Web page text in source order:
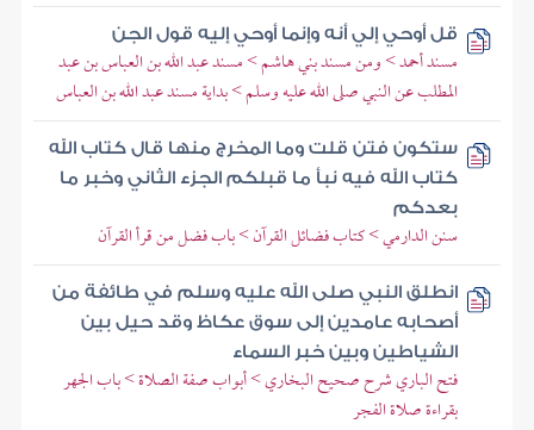
قل أوحي إلي أنه وإنما أوحي إليه قول الجن
مسند أحمد > ومن مسند بني هاشم > مسند عبد الله بن العباس بن عبد
المطلب عن النبي صلى الله عليه وسلم > بداية مسند عبد الله بن العباس
ستكون فتن قلت وما المخرج منها قال كتاب الله
كتاب الله فيه نبأ ما قبلكم الجزء الثاني وخبر ما
بعدكم
سنن الدارمي > كتاب فضائل القرآن > باب فضل من قرأ القرآن
انطلق النبي صلى الله عليه وسلم في طائفة من
أصحابه عامدين إلى سوق عكاظ وقد حيل بين
الشياطين وبين خبر السماء
فتح الباري شرح صحيح البخاري > أبواب صفة الصلاة > باب الجهر
بقراءة صلاة الفجر